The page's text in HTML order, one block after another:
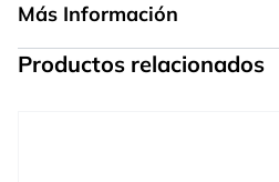
Más Información
Productos relacionados